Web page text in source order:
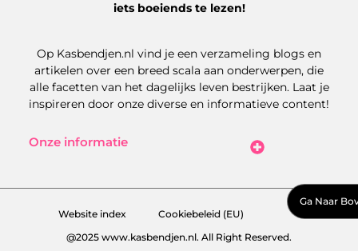
Ga Naar
iets boeiends te lezen!
Op Kasbendjen.nl vind je een verzameling blogs en
artikelen over een breed scala aan onderwerpen, die
alle facetten van het dagelijks leven bestrijken. Laat je
inspireren door onze diverse en informatieve content!
Onze informatie
Website index
Cookiebeleid (EU)
@2025 www.kasbendjen.nl. All Right Reserved.